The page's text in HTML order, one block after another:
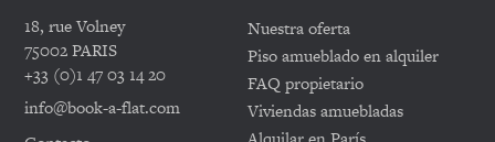
18, rue Volney
75002 PARIS
+33 (0)1 47 03 14 20
info@book-a-flat.com
Nuestra oferta
Piso amueblado en alquiler
FAQ propietario
Viviendas amuebladas